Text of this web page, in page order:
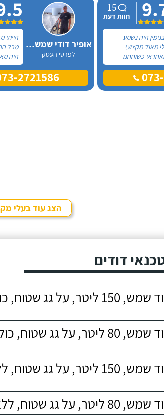
15
חוות דעת
בנימין היה נשמע
לי מאוד מקצועי
ואחראי כשוחחנו
בטלפון לכן, הזמנתי
אותו להחלפת דוד
שמש וקולטים בבניין בו
אופיר דודי שמש וחשמל
לפרטי העסק
הייתי
מכל
היה
לפני
המחיר2721586
הצג עוד בעלי
דודים
התקנת דוד שמש, 150 ליטר, על גג
התקנת דוד שמש, 80 ליטר, על גג
התקנת דוד שמש, 150 ליטר, על
ללא דרישות מיוחדות